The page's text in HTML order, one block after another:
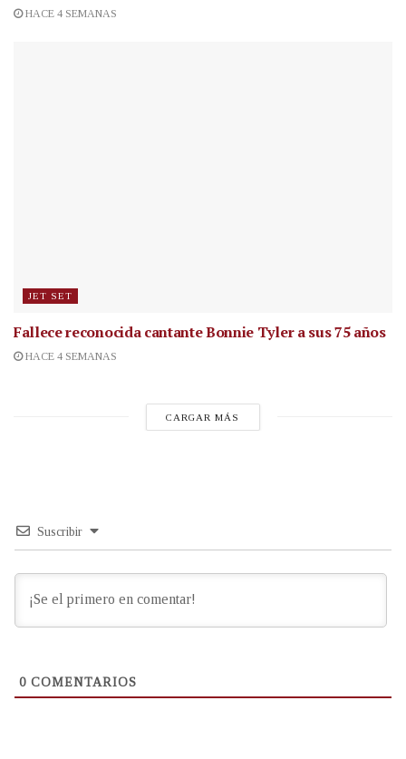
HACE 4 SEMANAS
JET SET
Fallece reconocida cantanteBonnie Tyler a sus 75 años
HACE 4 SEMANAS
CARGAR MÁS
Suscribir
0 COMENTARIOS